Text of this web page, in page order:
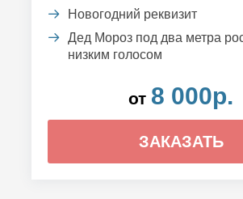
Новогодний реквизит
Дед Мороз под два метра
низким голосом
от 8 000р.
ЗАКАЗАТЬ